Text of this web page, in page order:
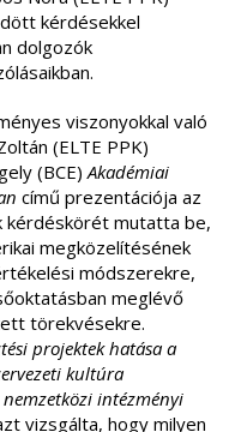
kérdésekkel
dolgozók
viszonyokkal való
(ELTE PPK)
(BCE)Akadémiai
című prezentációja az
kérdéskörét mutatta be,
megközelítésének
módszerekre,
meglévő
törekvésekre.
projektek hatása a
kultúra
intézményi
vizsgálta, hogy milyen